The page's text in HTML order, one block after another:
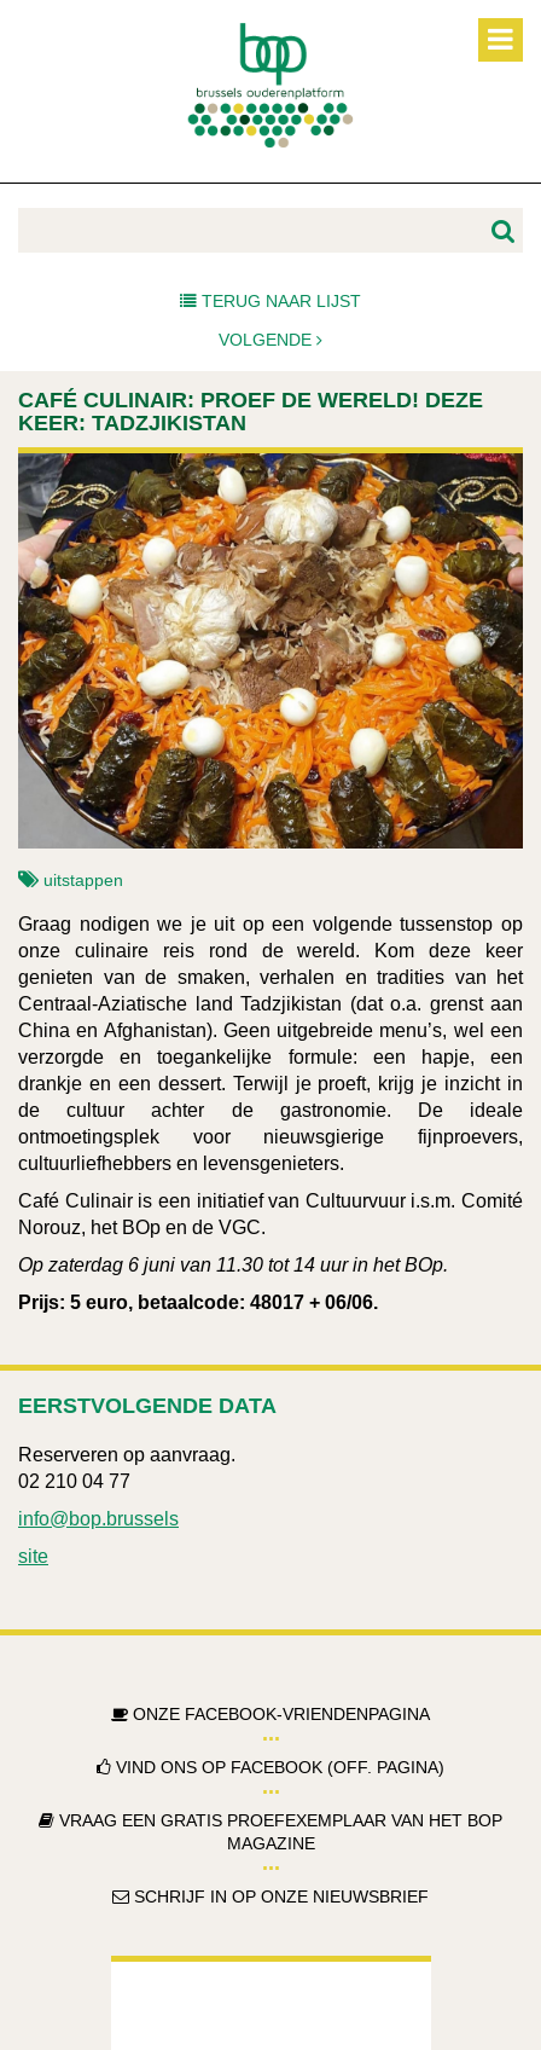
TERUG NAAR LIJST
VOLGENDE
CAFÉ CULINAIR: PROEF DE WERELD! DEZE
KEER: TADZJIKISTAN
uitstappen
Graag nodigen we je uit op een volgende tussenstop op
onze culinaire reis rond de wereld. Kom deze keer
genieten van de smaken, verhalen en tradities van het
Centraal-Aziatische land Tadzjikistan (dat o.a. grenst aan
China en Afghanistan). Geen uitgebreide menu’s, wel een
verzorgde en toegankelijke formule: een hapje, een
drankje en een dessert. Terwijl je proeft, krijg je inzicht in
de cultuur achter de gastronomie. De ideale
ontmoetingsplek voor nieuwsgierige fijnproevers,
cultuurliefhebbers en levensgenieters.
Café Culinair is een initiatief van Cultuurvuur i.s.m. Comité
Norouz, het BOp en de VGC.
Op zaterdag 6 juni van 11.30 tot 14 uur in het BOp.
Prijs: 5 euro, betaalcode: 48017 + 06/06.
EERSTVOLGENDE DATA
Reserveren op aanvraag.
02 210 04 77
info@bop.brussels
site
ONZE FACEBOOK-VRIENDENPAGINA
VIND ONS OP FACEBOOK (OFF. PAGINA)
VRAAG EEN GRATIS PROEFEXEMPLAAR VAN HET BOP
MAGAZINE
SCHRIJF IN OP ONZE NIEUWSBRIEF